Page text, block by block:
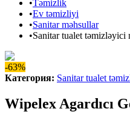
•Təmizlik
•Ev təmizliyi
•Sanitar məhsullar
•Sanitar tualet təmizləyici
-63%
Категория: Sanitar tualet
Wipelex Agardıcı